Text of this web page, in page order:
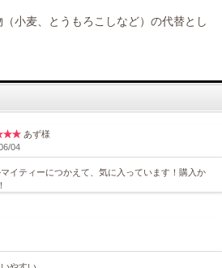
小麦、とうもろこしなど）の代替とし
あず様
04
イティーにつかえて、気に入っています！購入か